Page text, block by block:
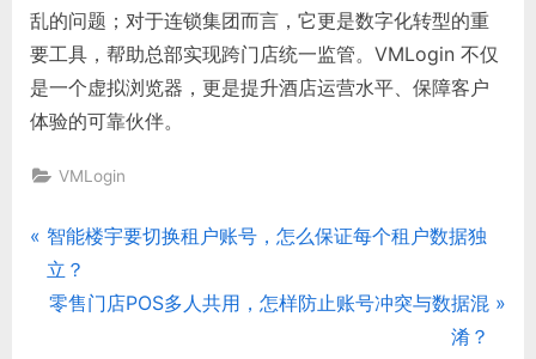
乱的问题；对于连锁集团而言，它更是数字化转型的重
要工具，帮助总部实现跨门店统一监管。VMLogin 不仅
是一个虚拟浏览器，更是提升酒店运营水平、保障客户
体验的可靠伙伴。
VMLogin
文
章
P
r
e
智能楼宇要切换租户账号，怎么保证每个租户数据独
立？
N
零售门店POS多人共用，怎样防止账号冲突与数据混
淆？